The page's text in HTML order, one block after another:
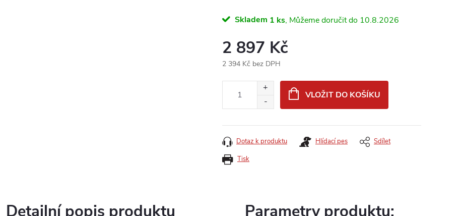
Skladem 1 ks 10.8.2026
2 897 Kč
2 394 Kč bez DPH
VLOŽIT DO KOŠÍKU
Tisk
Dotaz k produktu Hlídací pes Sdílet
Detailní popis produktu Parametry produktu: